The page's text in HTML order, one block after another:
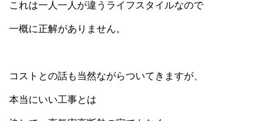
これは一人一人が違うライフスタイルなので
一概に正解がありません。
コストとの話も当然ながらついてきますが、
本当にいい工事とは